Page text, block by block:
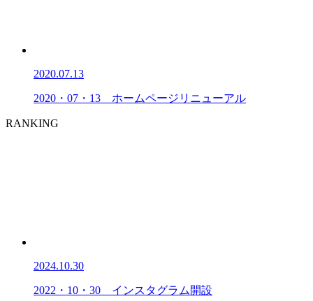
2020.07.13
2020・07・13 ホームページリニューアル
RANKING
2024.10.30
2022・10・30 インスタグラム開設